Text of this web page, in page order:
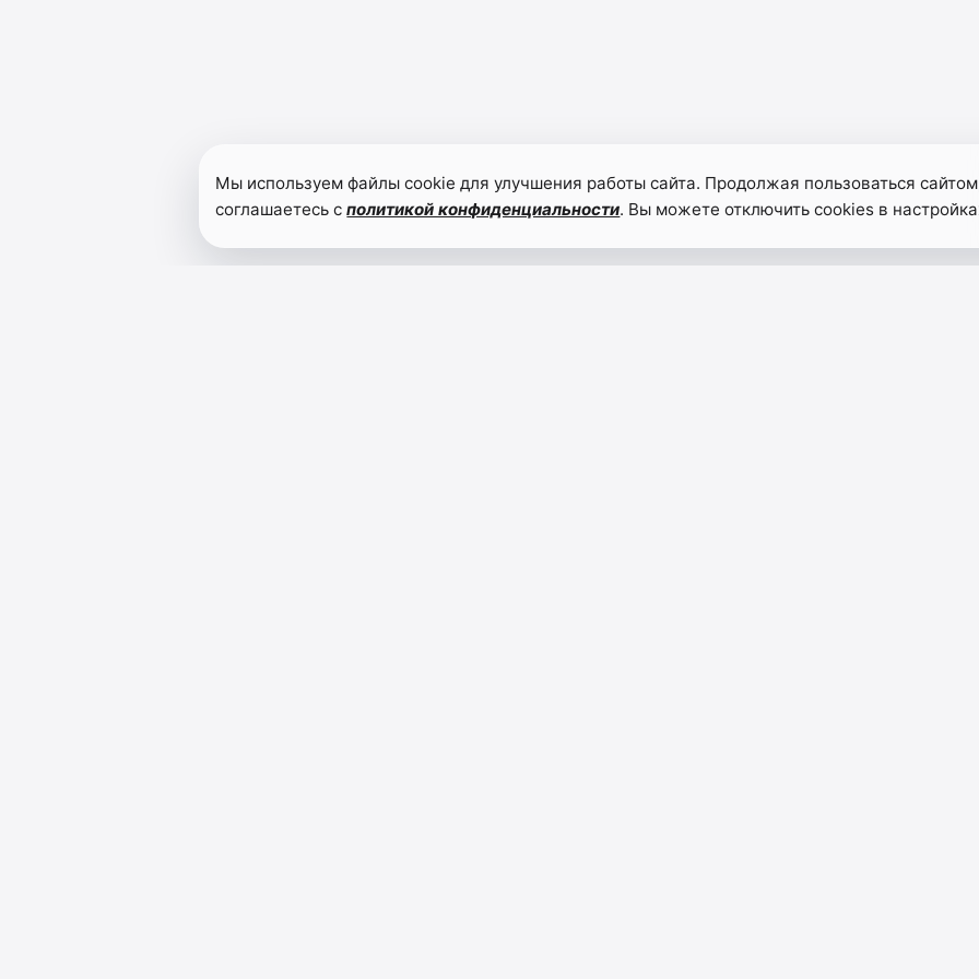
Мы используем файлы cookie для улучшения работы сайта. Продолжая пользоваться
соглашаетесь сполитикой конфиденциальности. Вы можете отключить cookies в